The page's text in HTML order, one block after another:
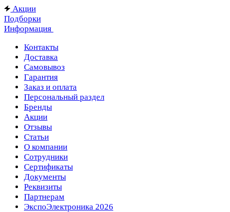
Акции
Подборки
Информация
Контакты
Доставка
Самовывоз
Гарантия
Заказ и оплата
Персональный раздел
Бренды
Акции
Отзывы
Статьи
О компании
Сотрудники
Сертификаты
Документы
Реквизиты
Партнерам
ЭкспоЭлектроника 2026